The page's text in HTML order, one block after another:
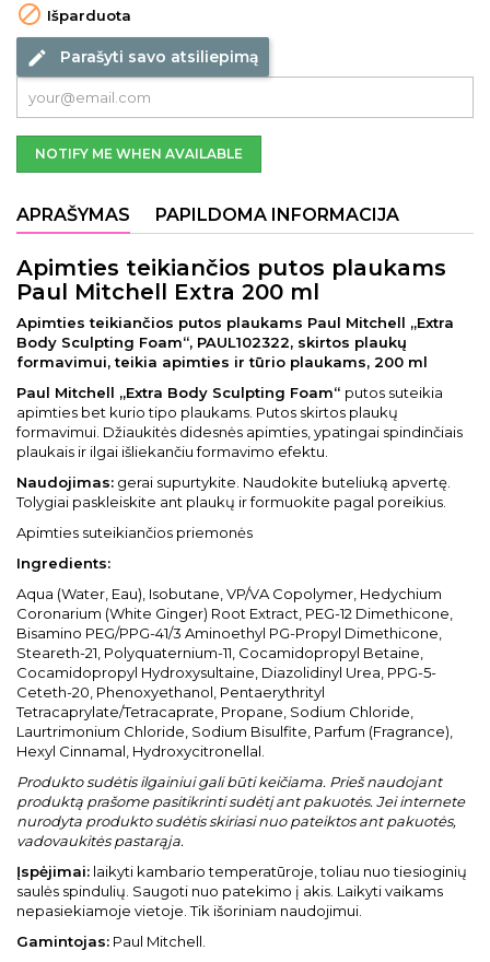
 Išparduota
edit Parašyti savo atsiliepimą
NOTIFY ME WHEN AVAILABLE
APRAŠYMAS PAPILDOMA INFORMACIJA
Apimties teikiančios putos plaukams
Paul Mitchell Extra 200 ml
Apimties teikiančios putos plaukams Paul Mitchell „Extra
Body Sculpting Foam“, PAUL102322, skirtos plaukų
formavimui, teikia apimties ir tūrio plaukams, 200 ml
Paul Mitchell „Extra Body Sculpting Foam“ putos suteikia
apimties bet kurio tipo plaukams. Putos skirtos plaukų
formavimui. Džiaukitės didesnės apimties, ypatingai spindinčiais
plaukais ir ilgai išliekančiu formavimo efektu.
Naudojimas: gerai supurtykite. Naudokite buteliuką apvertę.
Tolygiai paskleiskite ant plaukų ir formuokite pagal poreikius.
Apimties suteikiančios priemonės
Ingredients:
Aqua (Water, Eau), Isobutane, VP/VA Copolymer, Hedychium
Coronarium (White Ginger) Root Extract, PEG-12 Dimethicone,
Bisamino PEG/PPG-41/3 Aminoethyl PG-Propyl Dimethicone,
Steareth-21, Polyquaternium-11, Cocamidopropyl Betaine,
Cocamidopropyl Hydroxysultaine, Diazolidinyl Urea, PPG-5-
Ceteth-20, Phenoxyethanol, Pentaerythrityl
Tetracaprylate/Tetracaprate, Propane, Sodium Chloride,
Laurtrimonium Chloride, Sodium Bisulfite, Parfum (Fragrance),
Hexyl Cinnamal, Hydroxycitronellal.
Produkto sudėtis ilgainiui gali būti keičiama. Prieš naudojant
produktą prašome pasitikrinti sudėtį ant pakuotės. Jei internete
nurodyta produkto sudėtis skiriasi nuo pateiktos ant pakuotės,
vadovaukitės pastarąja.
Įspėjimai: laikyti kambario temperatūroje, toliau nuo tiesioginių
saulės spindulių. Saugoti nuo patekimo į akis. Laikyti vaikams
nepasiekiamoje vietoje. Tik išoriniam naudojimui.
Gamintojas: Paul Mitchell.